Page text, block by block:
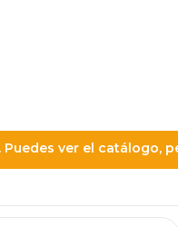
ver el catálogo,